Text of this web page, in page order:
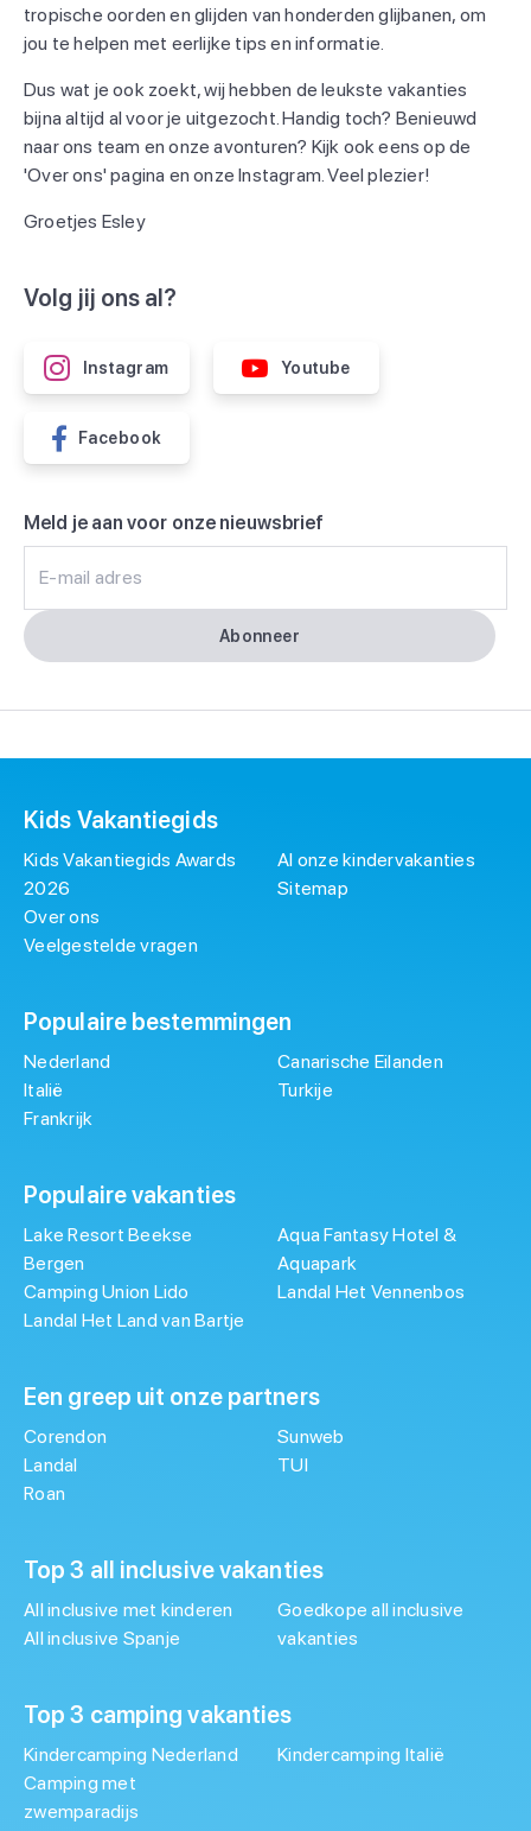
tropische oorden en glijden van honderden glijbanen, om
jou te helpen met eerlijke tips en informatie.
Dus wat je ook zoekt, wij hebben de leukste vakanties
bijna altijd al voor je uitgezocht. Handig toch? Benieuwd
naar ons team en onze avonturen? Kijk ook eens op de
'Over ons' pagina en onze Instagram. Veel plezier!
Groetjes Esley
Volg jij ons al?
Instagram Youtube
Facebook
Meld je aan voor onze nieuwsbrief
E-mail adres
Abonneer
Kids Vakantiegids
Kids Vakantiegids Awards
2026
Over ons
Veelgestelde vragen
Al onze kindervakanties
Sitemap
Populaire bestemmingen
Nederland
Italië
Frankrijk
Canarische Eilanden
Turkije
Populaire vakanties
Lake Resort Beekse
Bergen
Camping Union Lido
Landal Het Land van Bartje
Aqua Fantasy Hotel &
Aquapark
Landal Het Vennenbos
Een greep uit onze partners
Corendon
Landal
Roan
Sunweb
TUI
Top 3 all inclusive vakanties
All inclusive met kinderen
All inclusive Spanje
Goedkope all inclusive
vakanties
Top 3 camping vakanties
Kindercamping Nederland
Camping met
zwemparadijs
Kindercamping Italië